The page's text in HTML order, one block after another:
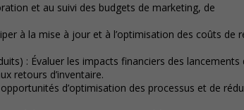
et au suivi des budgets de marketing, de
à la mise à jour et à l’optimisation des coûts de
: Évaluer les impacts financiers des lancements
retours d’inventaire.
d’optimisation des processus et de